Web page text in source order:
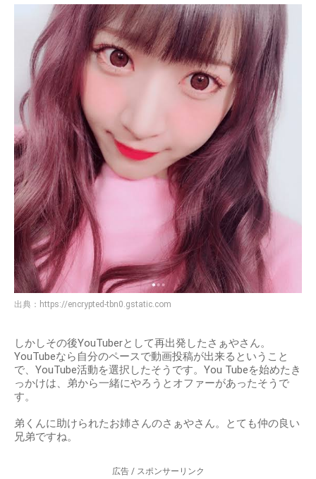
出典： https://encrypted-tbn0.gstatic.com
しかしその後YouTuberとして再出発したさぁやさん。
YouTubeなら自分のペースで動画投稿が出来るということ
で、YouTube活動を選択したそうです。You Tubeを始めたき
っかけは、弟から一緒にやろうとオファーがあったそうで
す。
弟くんに助けられたお姉さんのさぁやさん。とても仲の良い
兄弟ですね。
広告 / スポンサーリンク